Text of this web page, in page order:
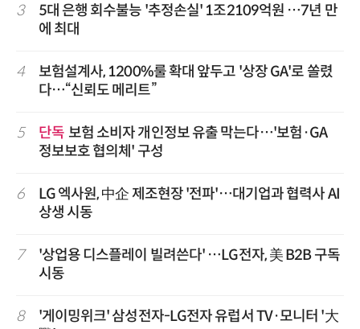
3
5대 은행 회수불능 '추정손실' 1조2109억원 …7년 만
에 최대
4
보험설계사, 1200%룰 확대 앞두고 '상장 GA'로 쏠렸
다…“신뢰도 메리트”
5 단독 보험 소비자 개인정보 유출 막는다…'보험·GA
정보보호 협의체' 구성
6
LG 엑사원, 中企 제조현장 '전파'…대기업과 협력사 AI
상생 시동
7
'상업용 디스플레이 빌려쓴다' …LG전자, 美 B2B 구독
시동
8
'게이밍위크' 삼성전자-LG전자 유럽서 TV·모니터 '大